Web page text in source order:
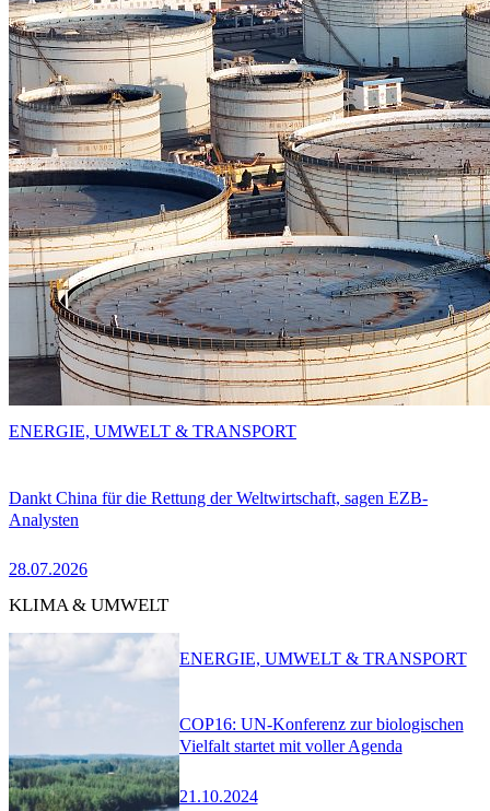
Dankt China für die Rettung der Weltwirtschaft, sagen EZB-
Analysten
28.07.2026
ENERGIE, UMWELT & TRANSPORT
KLIMA & UMWELT
COP16: UN-Konferenz zur biologischen
Vielfalt startet mit voller Agenda
21.10.2024
ENERGIE, UMWELT & TRANSPORT